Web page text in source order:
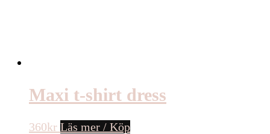
Maxi t-shirt dress
360kr Läs mer / Köp